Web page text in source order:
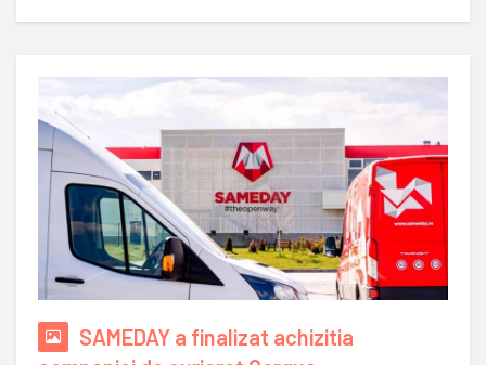
SAMEDAY a finalizat achizitia